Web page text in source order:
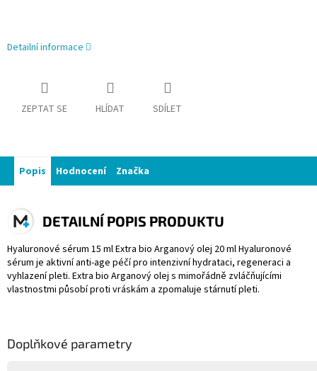
Detailní informace
ZEPTAT SE HLÍDAT SDÍLET
Popis Hodnocení Značka
DETAILNÍ POPIS PRODUKTU
Hyaluronové sérum 15 ml Extra bio Arganový olej 20 ml Hyaluronové
sérum je aktivní anti-age péčí pro intenzivní hydrataci, regeneraci a
vyhlazení pleti. Extra bio Arganový olej s mimořádně zvláčňujícími
vlastnostmi působí proti vráskám a zpomaluje stárnutí pleti.
Doplňkové parametry